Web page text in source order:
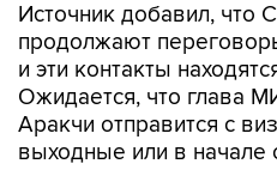
Источник добавил, что
продолжают
и эти контакты
Ожидается, что глава
Аракчи отправится с
выходные или в